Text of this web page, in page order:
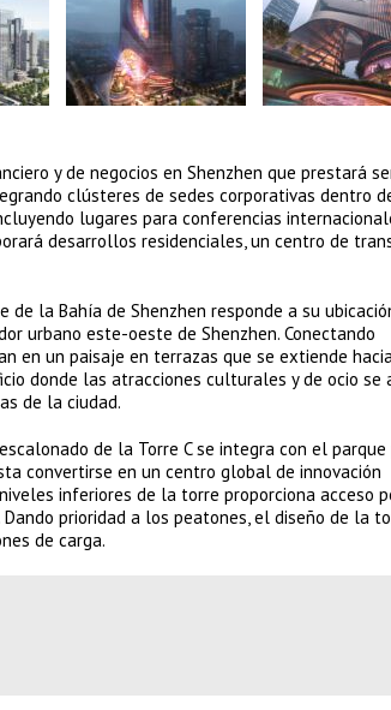
y de negocios en Shenzhen que prestará
clústeres de sedes corporativas dentro
lugares para conferencias
desarrollos residenciales, un centro de
de la Bahía de Shenzhen responde a su
urbano este-oeste de Shenzhen. Conectando
en un paisaje en terrazas que se extiende
donde las atracciones culturales y de ocio se
de la ciudad.
de la Torre C se integra con el
convertirse en un centro global de innovación
inferiores de la torre proporciona acceso
prioridad a los peatones, el diseño de la
de carga.